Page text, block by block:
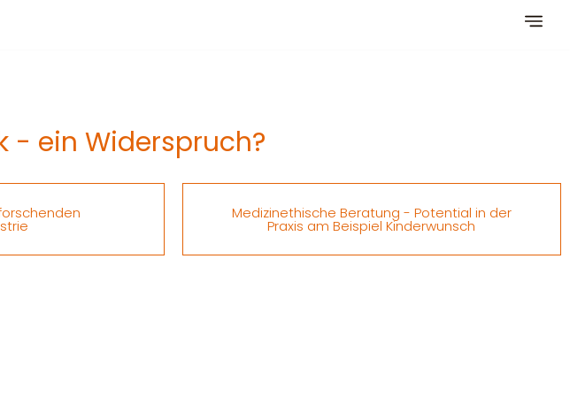
- ein Widerspruch?
Medizinethische Beratung - Potential in der
Praxis am Beispiel Kinderwunsch